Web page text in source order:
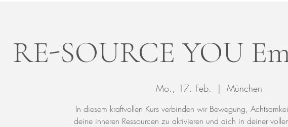
RE-SOURCE YOU
Mo., 17. Feb.
  |
München
In diesem kraftvollen Kurs verbinden wir Bewegung,
deine inneren Ressourcen zu aktivieren und dich in deiner